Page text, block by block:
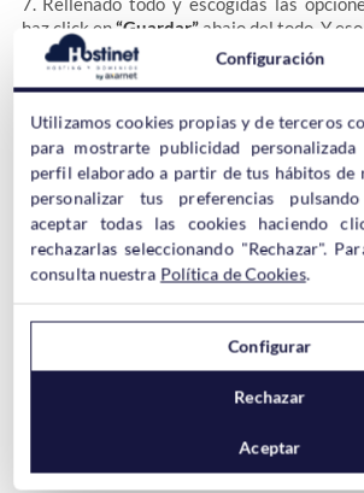
haz click en“Guardar”abajo del todo. Y
Cómo cambiar el
métodos de pago en
Bien! Ahora que ya tienes disponible
pago tal vez te interese cambiar el orden
se ofrezca como primera opción de pago
Servicios -> Posiciones de los Módulos
Configuración
Utilizamos cookies propias y de terceros
para mostrarte publicidad
perfil elaborado a partir de tus hábitos de
personalizar tus preferencias
aceptar todas las cookies haciendo
rechazarlas seleccionando "Rechazar".
consulta nuestra Política de Cookies.
Configurar
Rechazar
Aceptar